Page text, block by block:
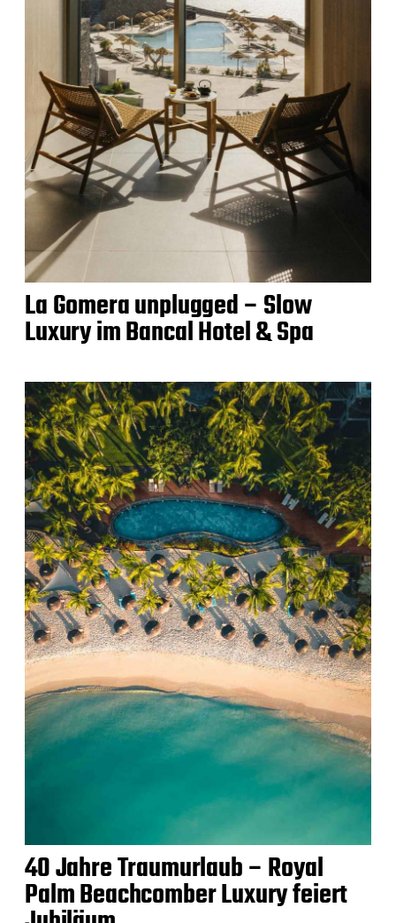
La Gomera unplugged – Slow
Luxury im Bancal Hotel & Spa
40 Jahre Traumurlaub – Royal
Palm Beachcomber Luxury feiert